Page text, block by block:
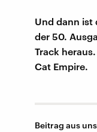
Und dann ist
der 50.
Track
Cat Empire.
Beitrag aus